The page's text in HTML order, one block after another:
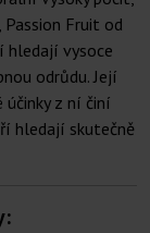
Passion Fruit od
hledají vysoce
odrůdu. Její
účinky z ní činí
hledají skutečně